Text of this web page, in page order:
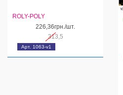
Арт. 1063-v1
ROLY-POLY
226,36грн./шт.
313,5